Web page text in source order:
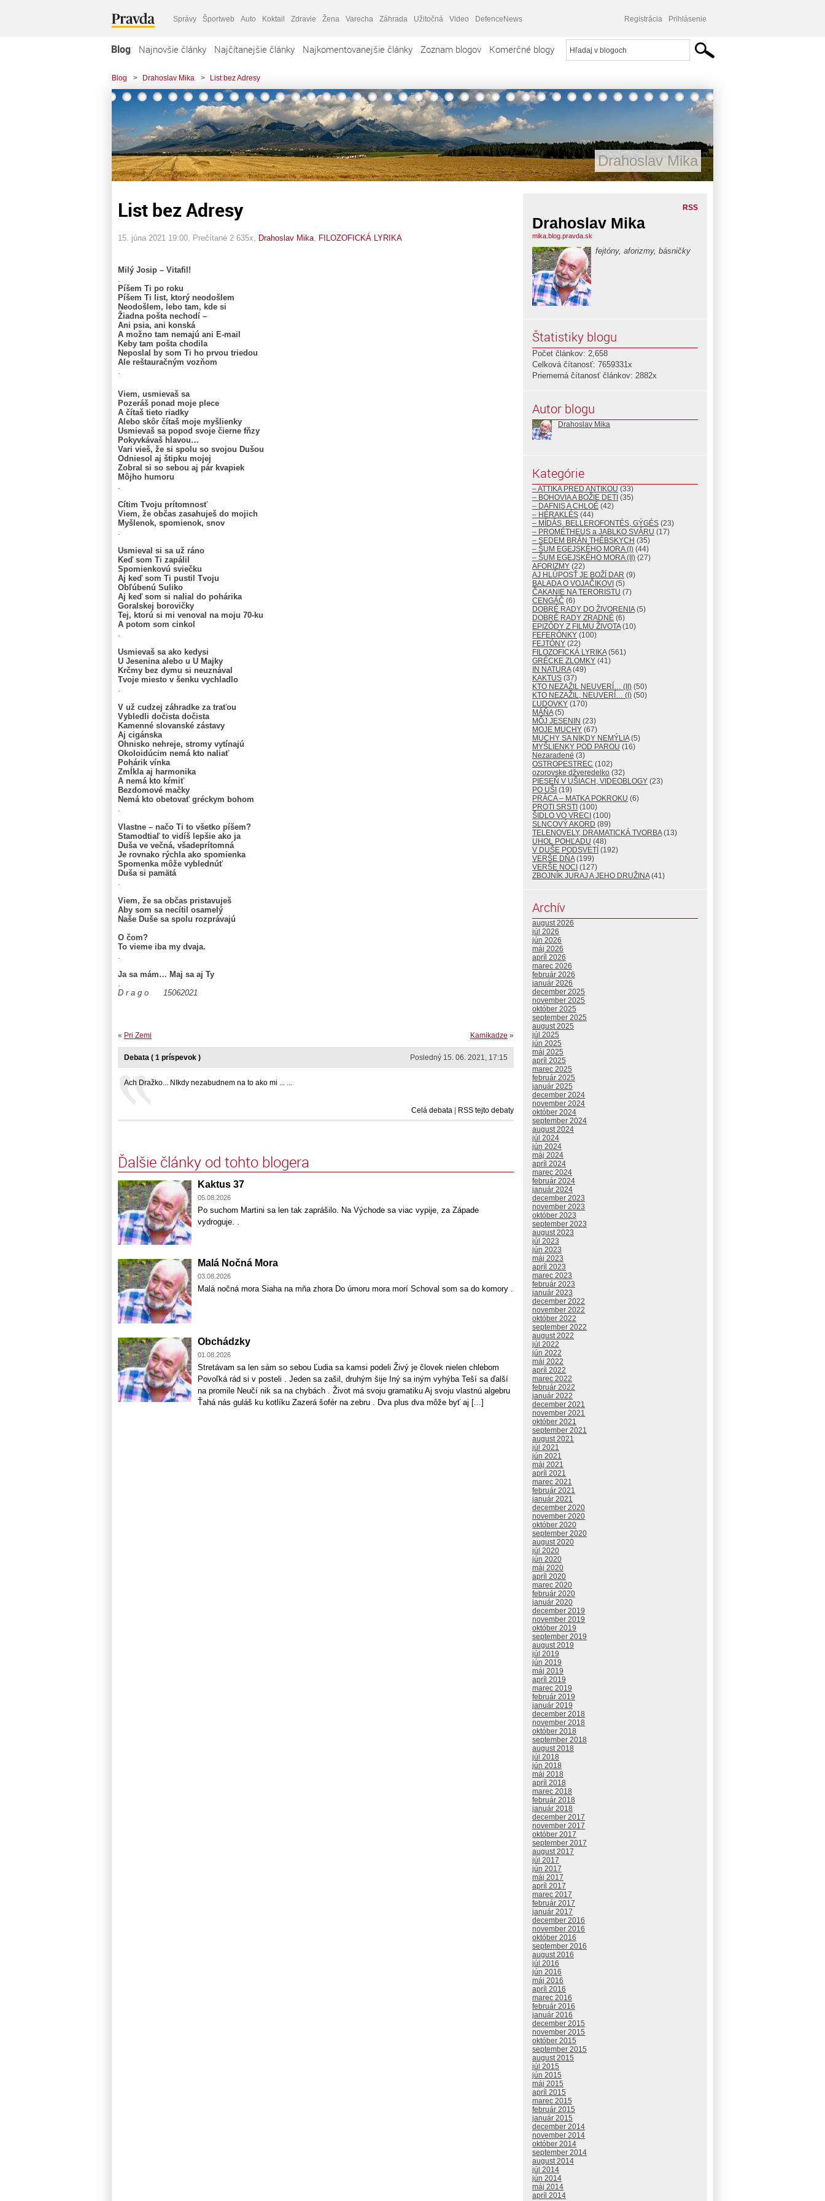
Správy Športweb Auto Koktail Zdravie Žena Varecha Záhrada Užitočná Video DefenceNews Registrácia Prihlásenie
Blog Najnovšie články Najčítanejšie články Najkomentovanejšie články Zoznam blogov Komerčné blogy
Blog > Drahoslav Mika > List bez Adresy
Drahoslav Mika
List bez Adresy
15. júna 2021 19:00 , Prečítané 2 635x, Drahoslav Mika FILOZOFICKÁ LYRIKA
Milý Josip – Vitafil!
Píšem Ti po roku
Píšem Ti list, ktorý neodošlem
Neodošlem, lebo tam, kde si
Žiadna pošta nechodí –
Ani psia, ani konská
A možno tam nemajú ani E-mail
Keby tam pošta chodila
Neposlal by som Ti ho prvou triedou
Ale reštauračným vozňom
Viem, usmievaš sa
Pozeráš ponad moje plece
A čítaš tieto riadky
Alebo skôr čítaš moje myšlienky
Usmievaš sa popod svoje čierne fňzy
Pokyvkávaš hlavou…
Vari vieš, že si spolu so svojou Dušou
Odniesol aj štipku mojej
Zobral si so sebou aj pár kvapiek
Môjho humoru
Cítim Tvoju prítomnosť
Viem, že občas zasahuješ do mojich
Myšlenok, spomienok, snov
Usmieval si sa už ráno
Keď som Ti zapálil
Spomienkovú sviečku
Aj keď som Ti pustil Tvoju
Obľúbenú Suliko
Aj keď som si nalial do pohárika
Goralskej borovičky
Tej, ktorú si mi venoval na moju 70-ku
A potom som cinkol
Usmievaš sa ako kedysi
U Jesenina alebo u U Majky
Krčmy bez dymu si neuznával
Tvoje miesto v šenku vychladlo
V už cudzej záhradke za traťou
Vybledli dočista dočista
Kamenné slovanské zástavy
Aj cigánska
Ohnisko nehreje, stromy vytínajú
Okoloidúcim nemá kto naliať
Pohárik vínka
Zmĺkla aj harmonika
A nemá kto kŕmiť
Bezdomové mačky
Nemá kto obetovať gréckym bohom
Vlastne – načo Ti to všetko píšem?
Stamodtiaľ to vidíš lepšie ako ja
Duša ve večná, všadeprítomná
Je rovnako rýchla ako spomienka
Spomenka môže vyblednúť
Duša si pamätá
Viem, že sa občas pristavuješ
Aby som sa necítil osamelý
Naše Duše sa spolu rozprávajú
O čom?
To vieme iba my dvaja.
Ja sa mám… Maj sa aj Ty
D r a g o 15062021
Kamikadze »
« Pri Zemi
Posledný 15. 06. 2021, 17:15
Debata ( 1 príspevok )
Ach Dražko... NIkdy nezabudnem na to ako mi ... ...
Celá debata | RSS tejto debaty
Ďalšie články od tohto blogera
Kaktus 37
05.08.2026
Po suchom Martini sa len tak zaprášilo. Na Východe sa viac vypije, za Západe
vydroguje. .
Malá Nočná Mora
03.08.2026
Malá nočná mora Siaha na mňa zhora Do úmoru mora morí Schoval som sa do komory .
Obchádzky
01.08.2026
Stretávam sa len sám so sebou Ľudia sa kamsi podeli Živý je človek nielen chlebom
Povoľká rád si v posteli . Jeden sa zašil, druhým šije Iný sa iným vyhýba Teší sa ďalší
na promile Neučí nik sa na chybách . Život má svoju gramatiku Aj svoju vlastnú algebru
Ťahá nás guláš ku kotlíku Zazerá šofér na zebru . Dva plus dva môže byť aj [...]
RSS
Drahoslav Mika
mika.blog.pravda.sk
fejtóny, aforizmy, básničky
Štatistiky blogu
Počet článkov: 2,658
Celková čítanosť: 7659331x
Priemerná čítanosť článkov: 2882x
Autor blogu
Drahoslav Mika
Kategórie
– ATTIKA PRED ANTIKOU (33)
– BOHOVIA A BOŽIE DETI (35)
– DAFNIS A CHLOÉ (42)
– HÉRAKLÉS (44)
– MÍDÁS, BELLEROFONTÉS, GÝGÉS (23)
– PROMÉTHEUS a JABLKO SVÁRU (17)
– SEDEM BRÁN THÉBSKYCH (35)
– ŠUM EGEJSKÉHO MORA (I) (44)
– ŠUM EGEJSKÉHO MORA (II) (27)
AFORIZMY (22)
AJ HLÚPOSŤ JE BOŽÍ DAR (9)
BALADA O VOJAČIKOVI (5)
ČAKANIE NA TERORISTU (7)
CENGÁČ (6)
DOBRÉ RADY DO ŽIVORENIA(5)
DOBRÉ RADY ZRADNÉ (6)
EPIZÓDY Z FILMU ŽIVOTA(10)
FEFERÓNKY (100)
FEJTÓNY (22)
FILOZOFICKÁ LYRIKA(561)
GRÉCKE ZLOMKY (41)
IN NATURA(49)
KAKTUS (37)
KTO NEZAŽIL NEUVERÍ… (II) (50)
KTO NEZAŽIL, NEUVERÍ… (I) (50)
ĽUDOVKY (170)
MÁŇA(5)
MÔJ JESENIN (23)
MOJE MUCHY (67)
MUCHY SA NIKDY NEMÝLIA(5)
MYŠLIENKY POD PAROU (16)
Nezaradené (3)
OSTROPESTREC (102)
ozorovske džveredelko (32)
PIESEŇ V UŠIACH, VIDEOBLOGY (23)
PO UŠI (19)
PRÁCA – MATKA POKROKU (6)
PROTI SRSTI (100)
ŠIDLO VO VRECI (100)
SLNCOVÝ AKORD (89)
TELENOVELY, DRAMATICKÁ TVORBA(13)
UHOL POHĽADU (48)
V DUŠE PODSVETÍ (192)
VERŠE DŇA(199)
VERŠE NOCI (127)
ZBOJNÍK JURAJ A JEHO DRUŽINA(41)
Archív
august 2026
júl 2026
jún 2026
máj 2026
apríl 2026
marec 2026
február 2026
január 2026
december 2025
november 2025
október 2025
september 2025
august 2025
júl 2025
jún 2025
máj 2025
apríl 2025
marec 2025
február 2025
január 2025
december 2024
november 2024
október 2024
september 2024
august 2024
júl 2024
jún 2024
máj 2024
apríl 2024
marec 2024
február 2024
január 2024
december 2023
november 2023
október 2023
september 2023
august 2023
júl 2023
jún 2023
máj 2023
apríl 2023
marec 2023
február 2023
január 2023
december 2022
november 2022
október 2022
september 2022
august 2022
júl 2022
jún 2022
máj 2022
apríl 2022
marec 2022
február 2022
január 2022
december 2021
november 2021
október 2021
september 2021
august 2021
júl 2021
jún 2021
máj 2021
apríl 2021
marec 2021
február 2021
január 2021
december 2020
november 2020
október 2020
september 2020
august 2020
júl 2020
jún 2020
máj 2020
apríl 2020
marec 2020
február 2020
január 2020
december 2019
november 2019
október 2019
september 2019
august 2019
júl 2019
jún 2019
máj 2019
apríl 2019
marec 2019
február 2019
január 2019
december 2018
november 2018
október 2018
september 2018
august 2018
júl 2018
jún 2018
máj 2018
apríl 2018
marec 2018
február 2018
január 2018
december 2017
november 2017
október 2017
september 2017
august 2017
júl 2017
jún 2017
máj 2017
apríl 2017
marec 2017
február 2017
január 2017
december 2016
november 2016
október 2016
september 2016
august 2016
júl 2016
jún 2016
máj 2016
apríl 2016
marec 2016
február 2016
január 2016
december 2015
november 2015
október 2015
september 2015
august 2015
júl 2015
jún 2015
máj 2015
apríl 2015
marec 2015
február 2015
január 2015
december 2014
november 2014
október 2014
september 2014
august 2014
júl 2014
jún 2014
máj 2014
apríl 2014